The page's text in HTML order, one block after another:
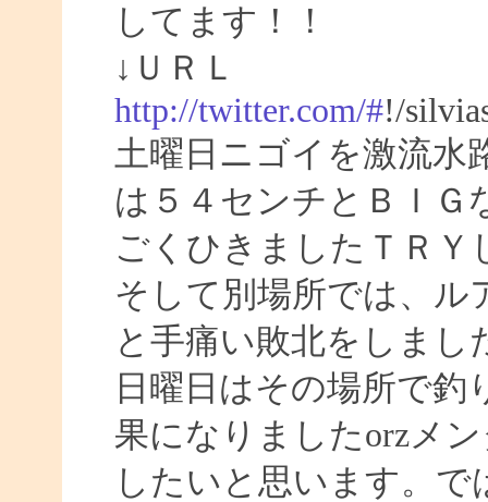
してます！！
↓ＵＲＬ
http://twitter.com/#!/
土曜日ニゴイを激流水
は５４センチとＢＩＧ
ごくひきましたＴＲ
そして別場所では、ル
と手痛い敗北をしまし
日曜日はその場所で
果になりましたorzメ
したいと思います。で